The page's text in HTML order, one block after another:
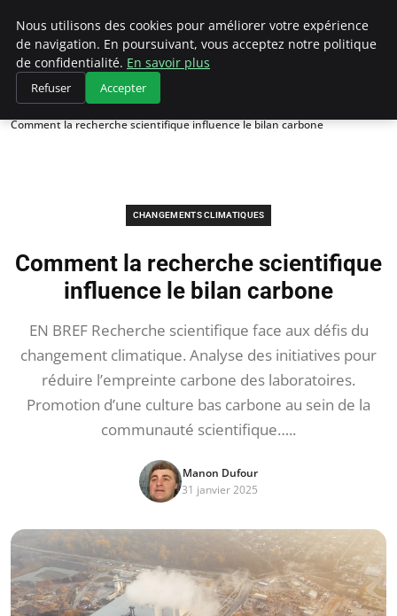
Climategatecountryclub.com
Accueil
Changements climatiques
Comment la recherche scientifique influence le bilan carbone
CHANGEMENTS CLIMATIQUES
Comment la recherche scientifique
influence le bilan carbone
EN BREF Recherche scientifique face aux défis du
changement climatique. Analyse des initiatives pour
réduire l’empreinte carbone des laboratoires.
Promotion d’une culture bas carbone au sein de la
communauté scientifique…..
Manon Dufour
31 janvier 2025
Nous utilisons des cookies pour améliorer votre expérience
de navigation. En poursuivant, vous acceptez notre politique
de confidentialité. En savoir plus
Refuser Accepter